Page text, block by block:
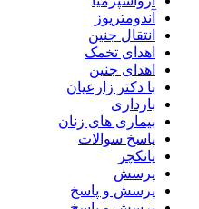
آندومتریوز
انتقال جنین
اهدای تخمک
اهدای جنین
با دکتر زارعیان
بارداری
بیماری های زنان
پاسخ سوالات
پانکچر
پرسش
پرسش و پاسخ